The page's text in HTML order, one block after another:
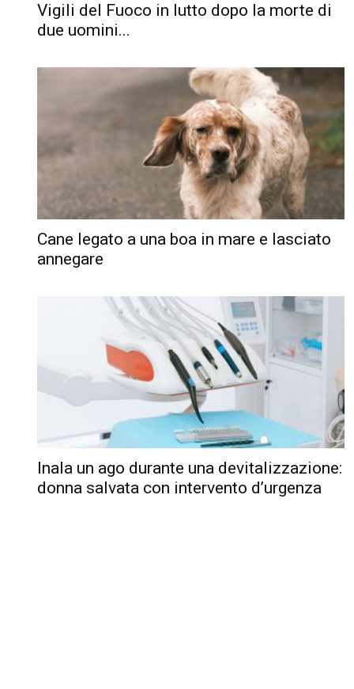
Vigili del Fuoco in lutto dopo la morte di
due uomini...
Cane legato a una boa in mare e lasciato
annegare
Inala un ago durante una devitalizzazione:
donna salvata con intervento d’urgenza